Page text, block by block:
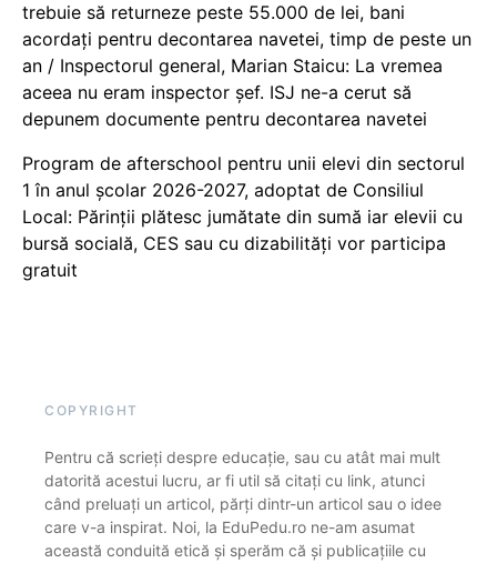
trebuie să returneze peste 55.000 de lei, bani
acordați pentru decontarea navetei, timp de peste un
an / Inspectorul general, Marian Staicu: La vremea
aceea nu eram inspector șef. ISJ ne-a cerut să
depunem documente pentru decontarea navetei
Program de afterschool pentru unii elevi din sectorul
1 în anul școlar 2026-2027, adoptat de Consiliul
Local: Părinții plătesc jumătate din sumă iar elevii cu
bursă socială, CES sau cu dizabilităţi vor participa
gratuit
COPYRIGHT
Pentru că scrieți despre educație, sau cu atât mai mult
datorită acestui lucru, ar fi util să citați cu link, atunci
când preluați un articol, părți dintr-un articol sau o idee
care v-a inspirat. Noi, la EduPedu.ro ne-am asumat
această conduită etică și sperăm că și publicațiile cu